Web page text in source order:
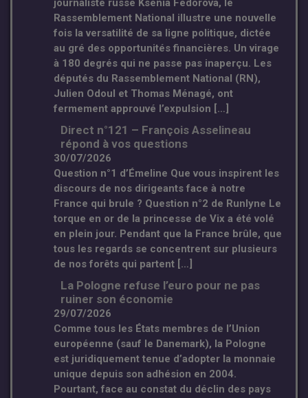
journaliste russe Ksenia Fedorova, le
Rassemblement National illustre une nouvelle
fois la versatilité de sa ligne politique, dictée
au gré des opportunités financières. Un virage
à 180 degrés qui ne passe pas inaperçu. Les
députés du Rassemblement National (RN),
Julien Odoul et Thomas Ménagé, ont
fermement approuvé l’expulsion […]
Direct n°121 – François Asselineau
répond à vos questions
30/07/2026
Question n°1 d’Émeline Que vous inspirent les
discours de nos dirigeants face à notre
France qui brule ? Question n°2 de Runlyne Le
torque en or de la princesse de Vix a été volé
en plein jour. Pendant que la France brûle, que
tous les regards se concentrent sur plusieurs
de nos forêts qui partent […]
La Pologne refuse l’euro pour ne pas
ruiner son économie
29/07/2026
Comme tous les États membres de l’Union
européenne (sauf le Danemark), la Pologne
est juridiquement tenue d’adopter la monnaie
unique depuis son adhésion en 2004.
Pourtant, face au constat du déclin des pays